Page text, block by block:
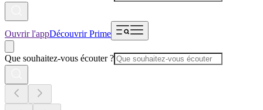
Ouvrir l'appDécouvrir Prime
Que souhaitez-vous écouter ?